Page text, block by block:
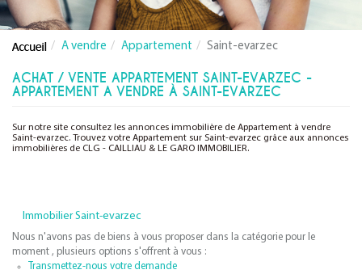
A vendre Appartement Saint-evarzec
ACHAT / VENTE APPARTEMENT SAINT-EVARZEC -
APPARTEMENT A VENDRE À SAINT-EVARZEC
Sur notre site consultez les annonces immobilière de Appartement à vendre
Saint-evarzec. Trouvez votre Appartement sur Saint-evarzec grâce aux annonces
immobilières de CLG - CAILLIAU & LE GARO IMMOBILIER.
Immobilier Saint-evarzec
Nous n'avons pas de biens à vous proposer dans la catégorie pour le
moment , plusieurs options s'offrent à vous :
Transmettez-nous votre demande